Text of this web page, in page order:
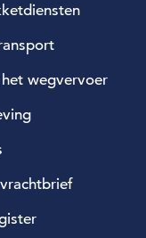
wegvervoer